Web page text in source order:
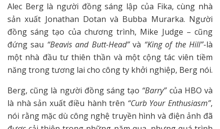
Alec Berg là người đồng sáng lập của Fika, cùng nhà
sản xuất Jonathan Dotan và Bubba Murarka. Người
đồng sáng tạo của chương trình, Mike Judge – cũng
đứng sau “Beavis and Butt-Head”và “King of the Hill”-là
một nhà đầu tư thiên thần và một cộng tác viên tiềm
năng trong tương lai cho công ty khởi nghiệp, Berg nói.
Berg, cũng là người đồng sáng tạo “Barry” của HBO và
là nhà sản xuất điều hành trên “Curb Your Enthusiasm”,
nói rằng mặc dù công nghệ truyền hình và điện ảnh đã